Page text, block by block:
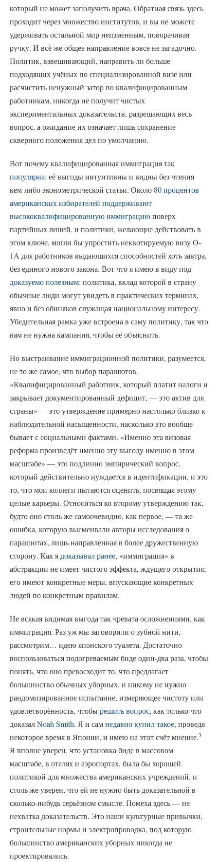
который не может заполучить врача. Обратная связь здесь
проходит через множество институтов, и вы не можете
удерживать остальной мир неизменным, поворачивая
ручку. И всё же общее направление вовсе не загадочно.
Политик, взвешивающий, направить ли больше
подходящих учёных по специализированной визе или
расчистить ненужный затор по квалифицированным
работникам, никогда не получит чистых
экспериментальных доказательств, разрешающих весь
вопрос, а ожидание их означает лишь сохранение
скверного положения дел по умолчанию.
Вот почему квалифицированная иммиграция так
популярна: её выгоды интуитивны и видны без чтения
кем-либо эконометрической статьи. Около 80 процентов
американских избирателей поддерживают
высококвалифицированную иммиграциюповерх
партийных линий, и политики, желающие действовать в
этом ключе, могли бы упростить неквотируемую визу O-
1A для работников выдающихся способностей хоть завтра,
без единого нового закона. Вот что я имею в виду под
доказуемо полезным: политика, вклад которой в страну
обычные люди могут увидеть в практических терминах,
явно и без обиняков служащая национальному интересу.
Убедительная рамка уже встроена в саму политику, так что
вам не нужна кампания, чтобы её объяснить.
Но выстраивание иммиграционной политики, разумеется,
не то же самое, что выбор парашютов.
«Квалифицированный работник, который платит налоги и
закрывает документированный дефицит, — это актив для
страны» — это утверждение примерно настолько близко к
наблюдательной насыщенности, насколько это вообще
бывает с социальными фактами. «Именно эта визовая
реформа произведёт именно эту выгоду именно в этом
масштабе» — это подлинно эмпирический вопрос,
который действительно нуждается в идентификации, и это
то, что мои коллеги пытаются оценить, посвящая этому
целые карьеры. Относиться ко второму утверждению так,
будто оно столь же самоочевидно, как первое, — та же
ошибка, которую высмеивали авторы исследования о
парашютах, лишь направленная в более дружественную
сторону. Как я доказывал ранее, «иммиграция» в
абстракции не имеет чистого эффекта, ждущего открытия;
его имеют конкретные меры, впускающие конкретных
людей по конкретным правилам.
Не всякая видимая выгода так чревата осложнениями, как
иммиграция. Раз уж мы заговорили о зубной нити,
рассмотрим… идею японского туалета. Достаточно
воспользоваться подогреваемым биде один-два раза, чтобы
понять, что оно превосходит то, что предлагает
большинство обычных уборных, и никому не нужно
рандомизированное испытание, измеряющее чистоту или
удовлетворённость, чтобырешить вопрос, как только что
доказалNoah Smith. Я и самнедавно купил такое, проведя
некоторое время в Японии, и имею на этот счёт мнение.3
Я вполне уверен, что установка биде в массовом
масштабе, в отелях и аэропортах, была бы хорошей
политикой для множества американских учреждений, и
столь же уверен, что ей не нужно быть доказательной в
сколько-нибудь серьёзном смысле. Помеха здесь — не
нехватка доказательств. Это наши культурные привычки,
строительные нормы и электропроводка, под которую
большинство американских уборных никогда не
проектировались.